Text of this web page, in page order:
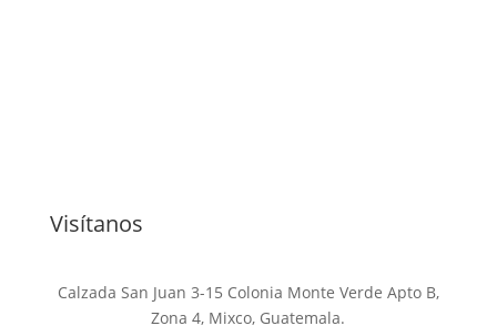
Visítanos
Calzada San Juan 3-15 Colonia Monte Verde Apto B,
Zona 4, Mixco, Guatemala.